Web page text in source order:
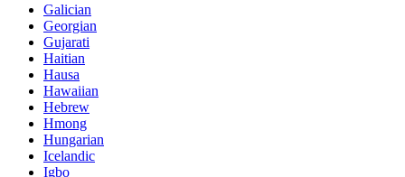
Galician
Georgian
Gujarati
Haitian
Hausa
Hawaiian
Hebrew
Hmong
Hungarian
Icelandic
Igbo